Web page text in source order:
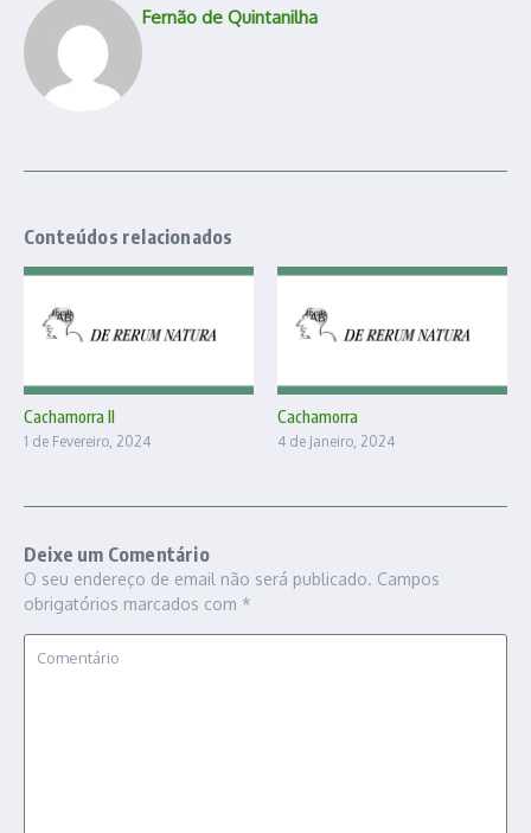
Fernão de Quintanilha
Conteúdos relacionados
Cachamorra II
1 de Fevereiro, 2024
Cachamorra
4 de Janeiro, 2024
Deixe um Comentário
O seu endereço de email não será publicado. Campos
obrigatórios marcados com *